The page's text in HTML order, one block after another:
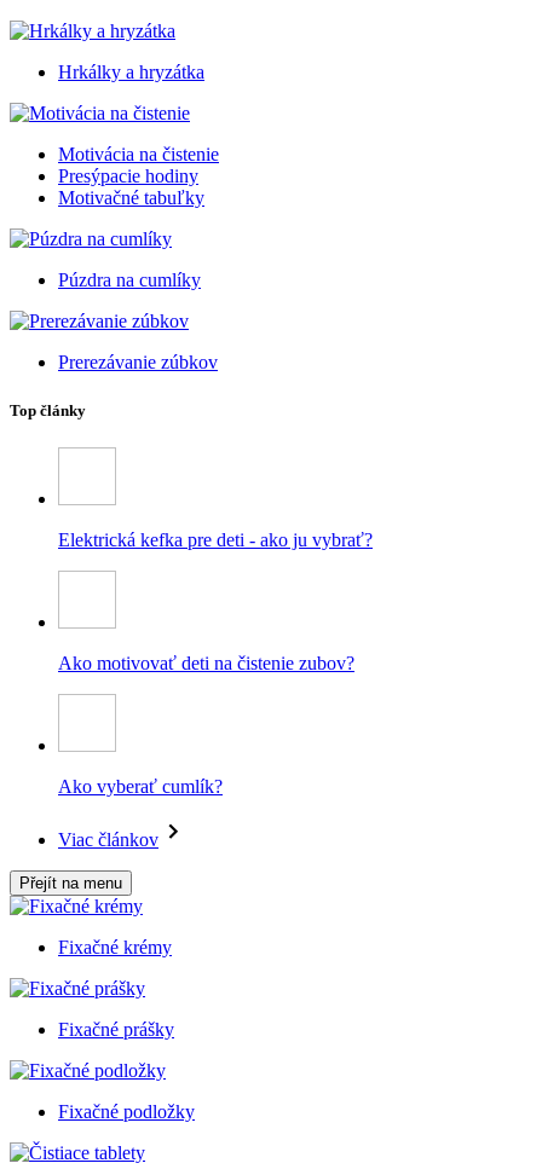
Hrkálky a hryzátka
Motivácia na čistenie
Presýpacie hodiny
Motivačné tabuľky
Púzdra na cumlíky
Prerezávanie zúbkov
Top články
Elektrická kefka pre deti - ako ju vybrať?
Ako motivovať deti na čistenie zubov?
Ako vyberať cumlík?
Viac článkov
Přejít na menu
Fixačné krémy
Fixačné prášky
Fixačné podložky